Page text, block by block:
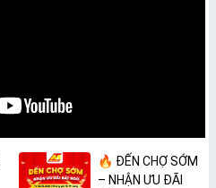
🔥 ĐẾN CHỢ SỚM
– NHẬN ƯU ĐÃI